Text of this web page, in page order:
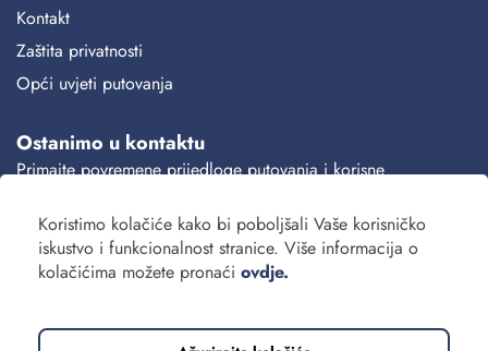
Kontakt
Zaštita privatnosti
Opći uvjeti putovanja
Ostanimo u kontaktu
Primajte povremene prijedloge putovanja i korisne
Prijava
Slažem se spravilima privatnosti
Koristimo kolačiće kako bi poboljšali Vaše korisničko
iskustvo i funkcionalnost stranice. Više informacija o
kolačićima možete pronaći ovdje.